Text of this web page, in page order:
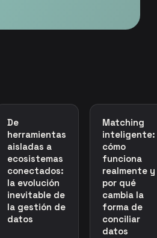
De
herramientas
aisladas a
ecosistemas
conectados:
la evolución
inevitable de
la gestión de
datos
Matching
inteligente:
cómo
funciona
realmente y
por qué
cambia la
forma de
conciliar
datos